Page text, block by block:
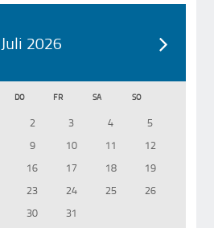
Juli 2026
DO FR SA SO
2 3 4
5
9 10 11
12
16 17 18
19
23 24 25
26
30 31